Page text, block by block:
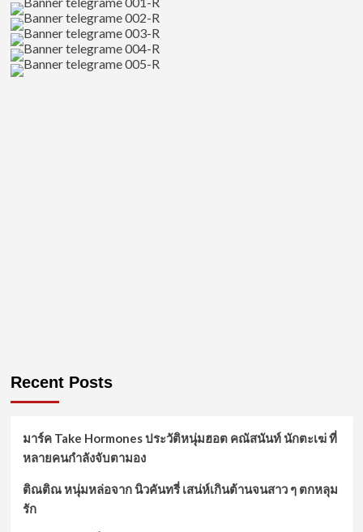
ซี
รีส์
อัยย์
หลง
ไน๋
Recent Posts
มาร์ค Take Hormones ประวัติหนุ่มฮอต คณัสนันท์ นักตะเฆ่ ที่
หลายคนกำลังจับตามอง
ติณติณ หนุ่มหล่อจาก นิวคันทรี่ เสน่ห์เกินต้านจนสาว ๆ ตกหลุม
รัก